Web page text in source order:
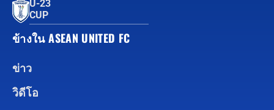
U-23
CUP
ข้างใน ASEAN UNITED FC
ข่าว
วิดีโอ